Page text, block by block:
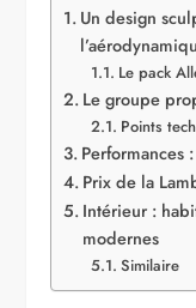
Un design
Le pack
Le groupe
Points
Performances
Prix de la
Intérieur :
modernes
Similaire